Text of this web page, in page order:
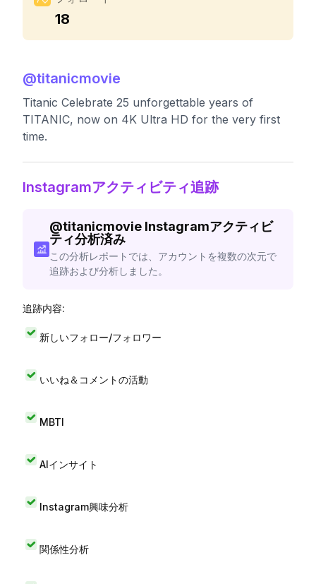
18
@titanicmovie
Titanic Celebrate 25 unforgettable years of
TITANIC, now on 4K Ultra HD for the very first
time.
Instagramアクティビティ追跡
@titanicmovie Instagramアクティビ
ティ分析済み
この分析レポートでは、アカウントを複数の次元で
追跡および分析しました。
追跡内容:
新しいフォロー/フォロワー
いいね＆コメントの活動
MBTI
AIインサイト
Instagram興味分析
関係性分析